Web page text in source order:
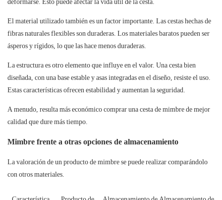
deformarse. Esto puede afectar la vida útil de la cesta.
El material utilizado también es un factor importante. Las cestas hechas de
fibras naturales flexibles son duraderas. Los materiales baratos pueden ser
ásperos y rígidos, lo que las hace menos duraderas.
La estructura es otro elemento que influye en el valor. Una cesta bien
diseñada, con una base estable y asas integradas en el diseño, resiste el uso.
Estas características ofrecen estabilidad y aumentan la seguridad.
A menudo, resulta más económico comprar una cesta de mimbre de mejor
calidad que dure más tiempo.
Mimbre frente a otras opciones de almacenamiento
La valoración de unproducto de mimbrese puede realizar comparándolo
con otros materiales.